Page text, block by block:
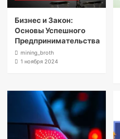
Бизнес и Закон:
Основы Успешного
Предпринимательства
mining_broth
1 ноября 2024